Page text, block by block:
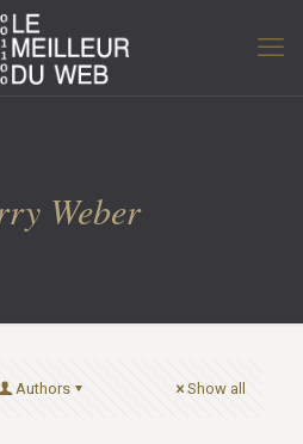
Weber
Authors Show all